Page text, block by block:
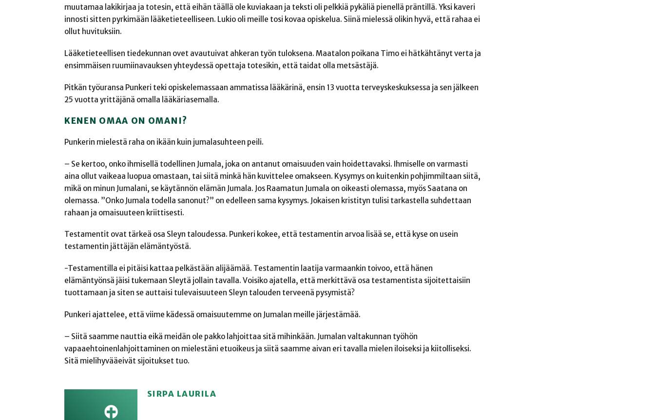
muutamaa lakikirjaa ja totesin, että eihän täällä ole kuviakaan ja teksti oli pelkkiä pykäliä pienellä präntillä. Yksi kaveri
innosti sitten pyrkimään lääketieteelliseen. Lukio oli meille tosi kovaa opiskelua. Siinä mielessä olikin hyvä, että rahaa ei
ollut huvituksiin.
Lääketieteellisen tiedekunnan ovet avautuivat ahkeran työn tuloksena. Maatalon poikana Timo ei hätkähtänyt verta ja
ensimmäisen ruumiinavauksen yhteydessä opettaja totesikin, että taidat olla metsästäjä.
Pitkän työuransa Punkeri teki opiskelemassaan ammatissa lääkärinä, ensin 13 vuotta terveyskeskuksessa ja sen jälkeen
25 vuotta yrittäjänä omalla lääkäriasemalla.
KENEN OMAA ON OMANI?
Punkerin mielestä raha on ikään kuin jumalasuhteen peili.
– Se kertoo, onko ihmisellä todellinen Jumala, joka on antanut omaisuuden vain hoidettavaksi. Ihmiselle on varmasti
aina ollut vaikeaa luopua omastaan, tai siitä minkä hän kuvittelee omakseen. Kysymys on kuitenkin pohjimmiltaan siitä,
mikä on minun Jumalani, se käytännön elämän Jumala. Jos Raamatun Jumala on oikeasti olemassa, myös Saatana on
olemassa. ”Onko Jumala todella sanonut?” on edelleen sama kysymys. Jokaisen kristityn tulisi tarkastella suhdettaan
rahaan ja omaisuuteen kriittisesti.
Testamentit ovat tärkeä osa Sleyn taloudessa. Punkeri kokee, että testamentin arvoa lisää se, että kyse on usein
testamentin jättäjän elämäntyöstä.
-Testamentilla ei pitäisi kattaa pelkästään alijäämää. Testamentin laatija varmaankin toivoo, että hänen
elämäntyönsä jäisi tukemaan Sleytä jollain tavalla. Voisiko ajatella, että merkittävä osa testamentista sijoitettaisiin
tuottamaan ja siten se auttaisi tulevaisuuteen Sleyn talouden terveenä pysymistä?
Punkeri ajattelee, että viime kädessä omaisuutemme on Jumalan meille järjestämää.
– Siitä saamme nauttia eikä meidän ole pakko lahjoittaa sitä mihinkään. Jumalan valtakunnan työhön
vapaaehtoinenlahjoittaminen on mielestäni etuoikeus ja siitä saamme aivan eri tavalla mielen iloiseksi ja kiitolliseksi.
Sitä mielihyvääeivät sijoitukset tuo.
SIRPA LAURILA